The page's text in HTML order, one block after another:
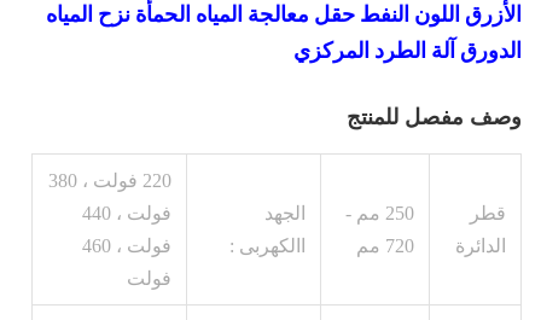
الأزرق اللون النفط حقل معالجة المياه الحمأة نزح المياه
الدورق آلة الطرد المركزي
وصف مفصل للمنتج
قطر
الدائرة
250 مم -
720 مم
الجهد
االكهربى :
220 فولت ، 380
فولت ، 440
فولت ، 460
فولت